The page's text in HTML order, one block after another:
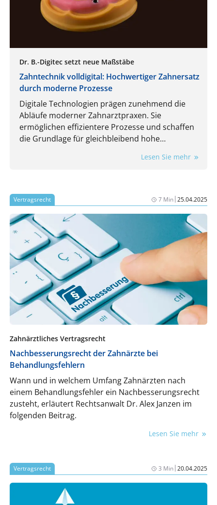
Dr. B.-Digitec setzt neue Maßstäbe
Zahntechnik volldigital: Hochwertiger Zahnersatz
durch moderne Prozesse
Digitale Technologien prägen zunehmend die
Abläufe moderner Zahnarztpraxen. Sie
ermöglichen effizientere Prozesse und schaffen
die Grundlage für gleichbleibend hohe
Zahnersatzlösungen. Von der Datenerfassung
Teleskopversorgungen mit Dr. B.-Digitec als
zuverlässigem Partner künftig vollständig digital
kommuniziert, mittels CAD/CAM und 3D-Druck
nach internationalen Standards gefertigt und
schnell sowie kosteneffizient an die Patient:innen
geliefert. Zahntechnik wird so zu einem digitalen
Ökosystem, das präzise, reproduzierbare und
skalierbare Lösungen effizient und modern
umsetzt.
Lesen Sie mehr
Vertragsrecht 7 Min|25.04.2025
Zahnärztliches Vertragsrecht
Nachbesserungsrecht der Zahnärzte bei
Behandlungsfehlern
Wann und in welchem Umfang Zahnärzten nach
einem Behandlungsfehler ein Nachbesserungsrecht
zusteht, erläutert Rechtsanwalt Dr. Alex Janzen im
folgenden Beitrag.
Lesen Sie mehr
Vertragsrecht 3 Min|20.04.2025